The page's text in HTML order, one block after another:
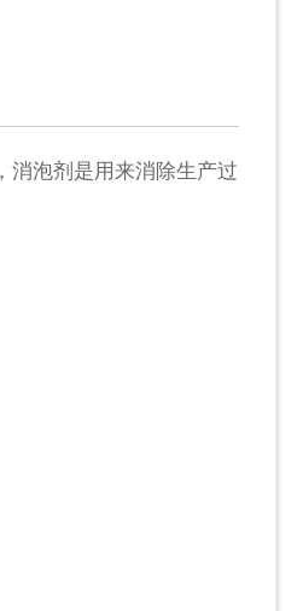
泡剂是用来消除生产过